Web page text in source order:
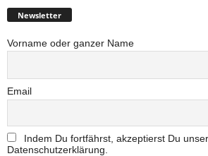
Newsletter
Vorname oder ganzer Name
Email
Indem Du fortfährst, akzeptierst Du
Datenschutzerklärung.